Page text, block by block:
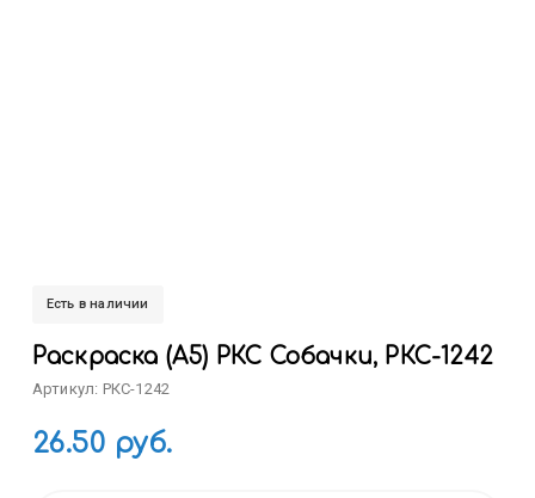
Есть в наличии
Раскраска (А5) РКС Собачки, РКС-1242
Артикул: РКС-1242
26.50 руб.